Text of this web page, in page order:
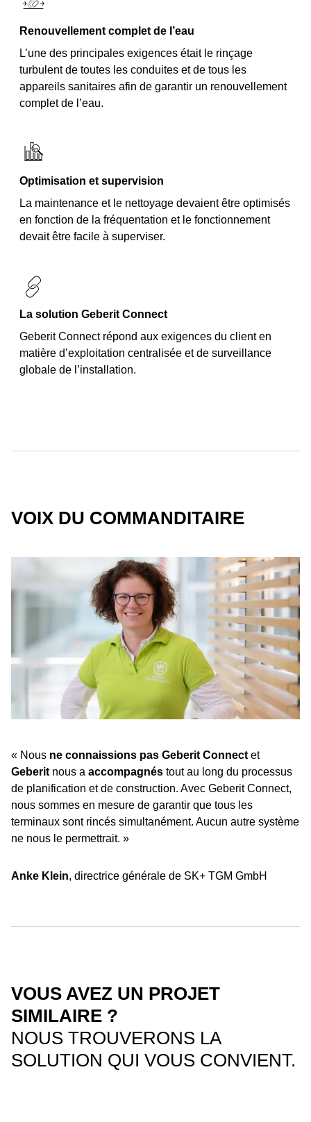
Renouvellement complet de l’eau
L’une des principales exigences était le rinçage
turbulent de toutes les conduites et de tous les
appareils sanitaires afin de garantir un renouvellement
complet de l’eau.
Optimisation et supervision
La maintenance et le nettoyage devaient être optimisés
en fonction de la fréquentation et le fonctionnement
La solution Geberit Connect
Geberit Connect répond aux exigences du client en
matière d’exploitation centralisée et de surveillance
globale de l’installation.
VOIX DU COMMANDITAIRE
« Nous ne connaissions pas Geberit Connect et
Geberit nous a accompagnés tout au long du processus
de planification et de construction. Avec Geberit Connect,
nous sommes en mesure de garantir que tous les
terminaux sont rincés simultanément. Aucun autre système
ne nous le permettrait. »
Anke Klein, directrice générale de SK+ TGM GmbH
VOUS AVEZ UN PROJET
SIMILAIRE ?
NOUS TROUVERONS LA
SOLUTION QUI VOUS CONVIENT.